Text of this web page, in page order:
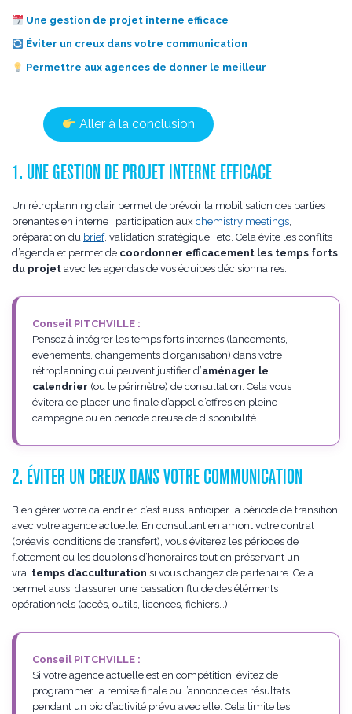
Une gestion de projet interne efficace
Éviter un creux dans votre communication
Permettre aux agences de donner le meilleur
Aller à la conclusion
1. UNE GESTION DE PROJET INTERNE EFFICACE
Un rétroplanning clair permet de prévoir la mobilisation des parties
prenantes en interne : participation aux chemistry meetings,
préparation du brief, validation stratégique, etc. Cela évite les conflits
d’agenda et permet de coordonner efficacement les temps forts
du projet avec les agendas de vos équipes décisionnaires.
Conseil PITCHVILLE :
Pensez à intégrer les temps forts internes (lancements,
événements, changements d’organisation) dans votre
rétroplanning qui peuvent justifier d’aménager le
calendrier (ou le périmètre) de consultation. Cela vous
évitera de placer une finale d’appel d’offres en pleine
campagne ou en période creuse de disponibilité.
2. ÉVITER UN CREUX DANS VOTRE COMMUNICATION
Bien gérer votre calendrier, c’est aussi anticiper la période de transition
avec votre agence actuelle. En consultant en amont votre contrat
(préavis, conditions de transfert), vous éviterez les périodes de
flottement ou les doublons d’honoraires tout en préservant un
vrai temps d’acculturation si vous changez de partenaire. Cela
permet aussi d’assurer une passation fluide des éléments
opérationnels (accès, outils, licences, fichiers…).
Conseil PITCHVILLE :
Si votre agence actuelle est en compétition, évitez de
programmer la remise finale ou l’annonce des résultats
pendant un pic d’activité prévu avec elle. Cela limite les